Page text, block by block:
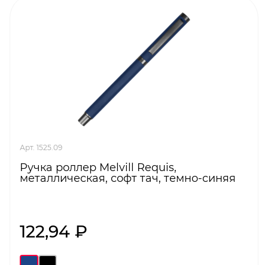
Арт. 1525.09
Ручка роллер Melvill Requis,
металлическая, софт тач, темно-синяя
122,94 ₽